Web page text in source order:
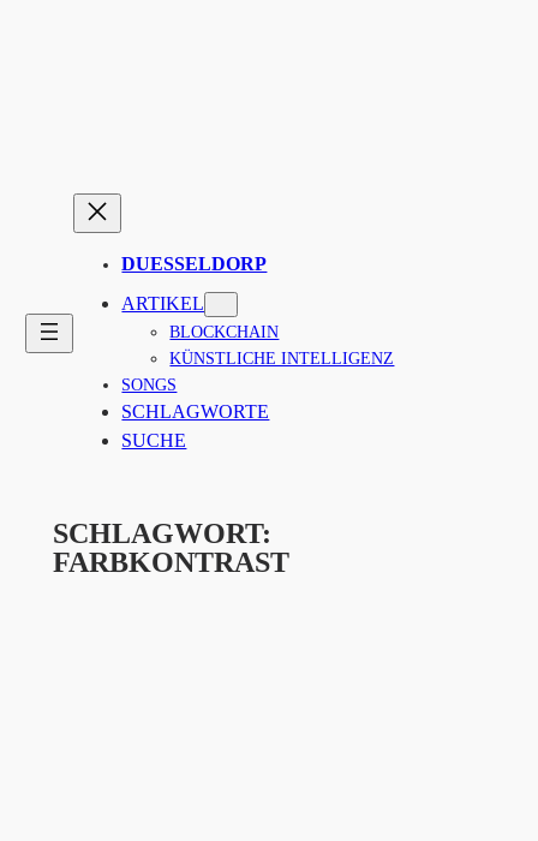
DUESSELDORP
ARTIKEL
BLOCKCHAIN
KÜNSTLICHE INTELLIGENZ
SONGS
SCHLAGWORTE
SUCHE
SCHLAGWORT:
FARBKONTRAST